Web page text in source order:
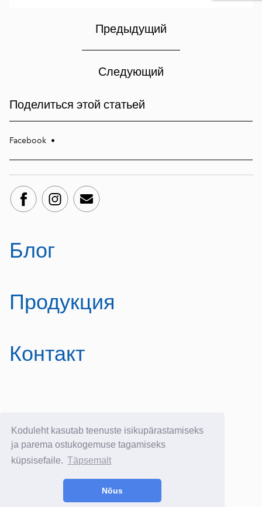
Koduleht kasutab teenuste isikupärastamiseks
ja parema ostukogemuse tagamiseks
küpsisefaile. Täpsemalt
Nõus
Предыдущий
Следующий
Поделиться этой статьей
Facebook •
Блог
Продукция
Контакт
E-postituvi: info@yllatavkreeta.ee